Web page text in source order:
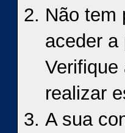
Não tem
aceder a
realizar
A sua